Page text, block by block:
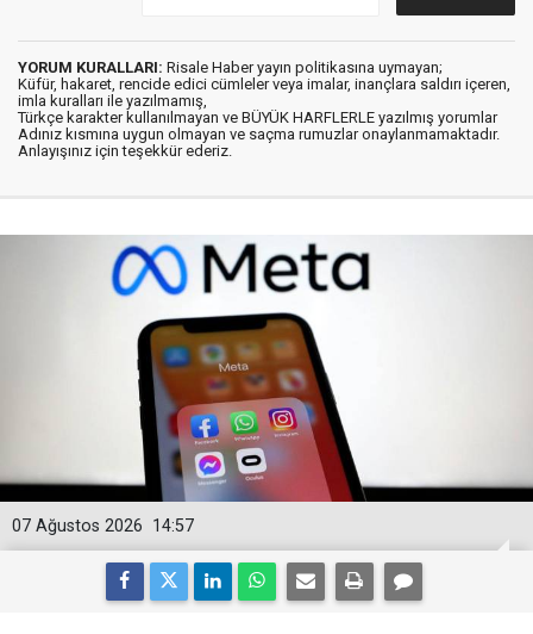
YORUM KURALLARI: Risale Haber yayın politikasına uymayan;
Küfür, hakaret, rencide edici cümleler veya imalar, inançlara saldırı içeren,
imla kuralları ile yazılmamış,
Türkçe karakter kullanılmayan ve BÜYÜK HARFLERLE yazılmış yorumlar
Adınız kısmına uygun olmayan ve saçma rumuzlar onaylanmamaktadır.
Anlayışınız için teşekkür ederiz.
14:57
07 Ağustos 2026